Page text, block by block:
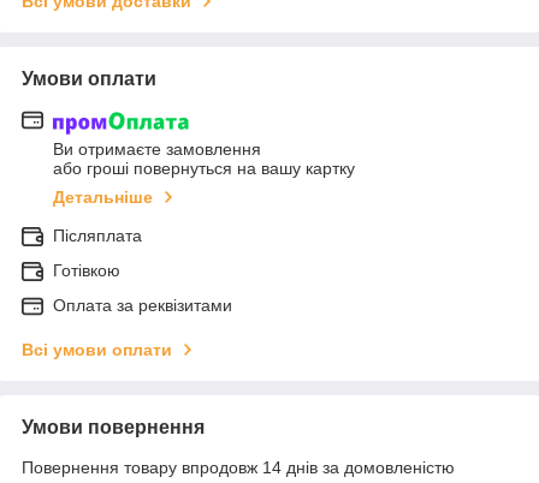
Умови оплати
Ви отримаєте замовлення
або гроші повернуться на вашу картку
Детальніше
Післяплата
Готівкою
Оплата за реквізитами
Всі умови оплати
Умови повернення
Повернення товару впродовж 14 днів за домовленістю